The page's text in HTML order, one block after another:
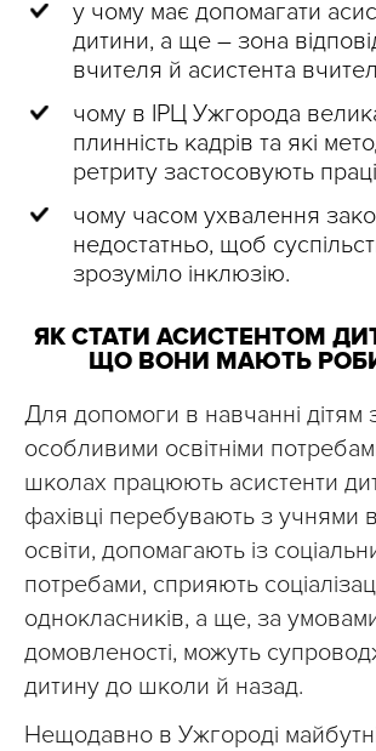
у чому має допомагати
дитини, а ще – зона
вчителя й асистента
чому в ІРЦ Ужгорода
плинність кадрів та які
ретриту застосовують
чому часом ухвалення
недостатньо, щоб
зрозуміло інклюзію.
ЯК СТАТИ АСИСТЕНТОМ
ЩО ВОНИ МАЮТЬ
Для допомоги в навчанні дітям
особливими освітніми
школах працюють асистенти
фахівці перебувають з учнями
освіти, допомагають із
потребами, сприяють
однокласників, а ще, за
домовленості, можуть
дитину до школи й назад.
Нещодавно в Ужгороді